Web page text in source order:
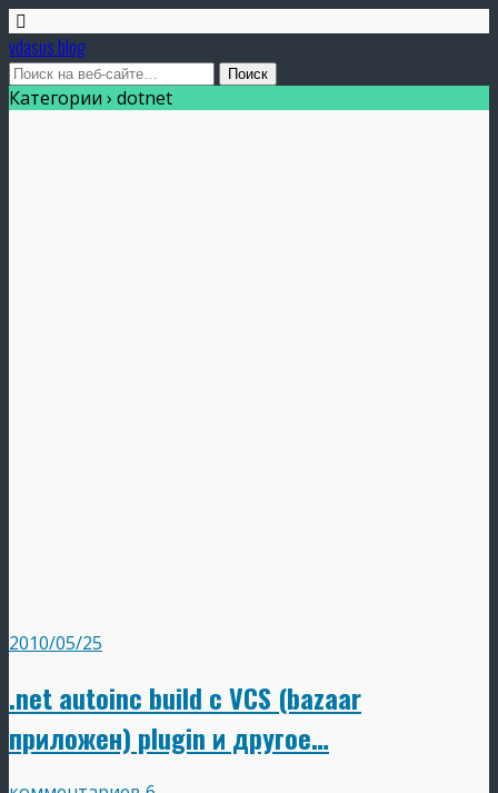
vdasus blog
Категории › dotnet
2010/05/25
.net autoinc build с VCS (bazaar
приложен) plugin и другое…